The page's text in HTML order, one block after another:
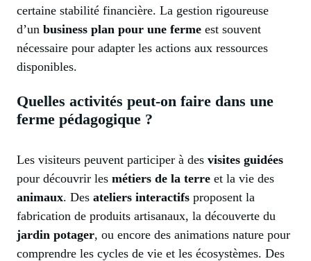
certaine stabilité financière. La gestion rigoureuse
d’un business plan pour une ferme est souvent
nécessaire pour adapter les actions aux ressources
disponibles.
Quelles activités peut-on faire dans une
ferme pédagogique ?
Les visiteurs peuvent participer à des visites guidées
pour découvrir les métiers de la terre et la vie des
animaux. Des ateliers interactifs proposent la
fabrication de produits artisanaux, la découverte du
jardin potager, ou encore des animations nature pour
comprendre les cycles de vie et les écosystèmes. Des